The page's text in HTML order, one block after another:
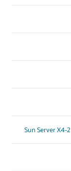
Sun Server X4-2